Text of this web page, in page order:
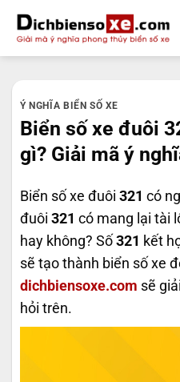
qua
nội
Ý NGHĨA BIỂN SỐ XE
Biển số xe đuôi
gì? Giải mã ý
Biển số xe đuôi 321 có
đuôi 321 có mang lại tài
hay không? Số 321 kết
sẽ tạo thành biển số xe
dichbiensoxe.com sẽ
hỏi trên.